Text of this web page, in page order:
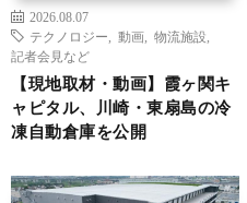
2026.08.07
テクノロジー
動画 物流施設
記者会見など
【現地取材・動画】霞ヶ関キ
ャピタル、川崎・東扇島の冷
凍自動倉庫を公開